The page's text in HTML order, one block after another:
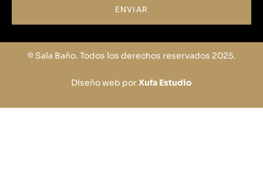
ENVIAR
© Sala Baño. Todos los derechos reservados 2025.
Diseño web porXufa Estudio